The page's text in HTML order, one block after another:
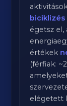
biciklizés
égetsz el,
értékek
(férfiak:
elégetett